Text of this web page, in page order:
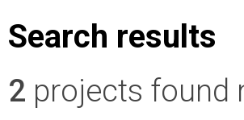
Search results
2 projects found